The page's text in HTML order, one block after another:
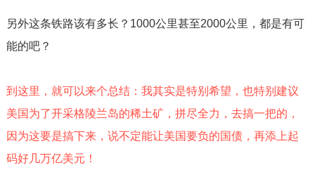
另外这条铁路该有多长？ 1000公里甚至2000公里，都是有可
能的吧？
到这里，就可以来个总结：我其实是特别希望，也特别建议
美国为了开采格陵兰岛的稀土矿，拼尽全力，去搞一把的，
因为这要是搞下来，说不定能让美国要负的国债，再添上起
码好几万亿美元！